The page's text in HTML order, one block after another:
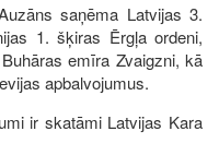
saņēma Latvijas 3.
1. šķiras Ērgļa ordeni,
emīra Zvaigzni, kā
apbalvojumus.
ir skatāmi Latvijas Kara